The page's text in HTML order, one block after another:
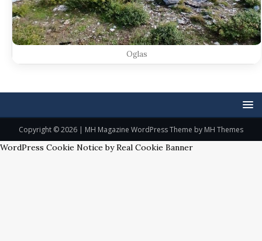
Oglas
Copyright © 2026 | MH Magazine WordPress Theme by MH Themes
WordPress Cookie Notice by Real Cookie Banner